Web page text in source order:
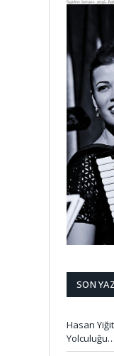
SON
Hasan
Yolculuğu…